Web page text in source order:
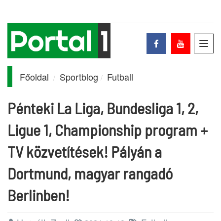
Főoldal Sportblog Futball
Pénteki La Liga, Bundesliga 1, 2,
Ligue 1, Championship program +
TV közvetítések! Pályán a
Dortmund, magyar rangadó
Berlinben!